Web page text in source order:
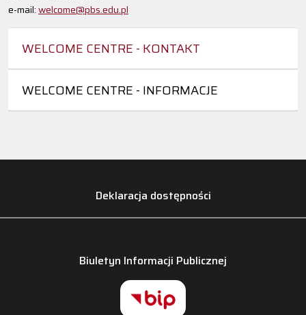
WELCOME CENTRE - KONTAKT
WELCOME CENTRE - INFORMACJE
e-mail:welcome@pbs.edu.pl
Deklaracja dostępności
Biuletyn Informacji Publicznej